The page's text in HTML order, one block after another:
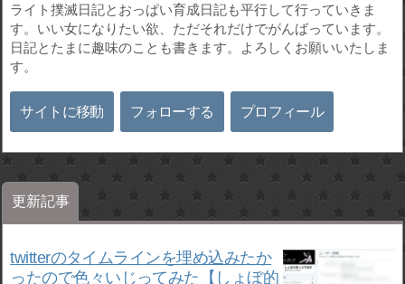
ライト撲滅日記とおっぱい育成日記も平行して行っていきま
す。いい女になりたい欲、ただそれだけでがんばっています。
日記とたまに趣味のことも書きます。よろしくお願いいたしま
す。
サイトに移動 フォローする プロフィール
更新記事
twitterのタイムラインを埋め込みたか
ったので色々いじってみた【しょぼ的